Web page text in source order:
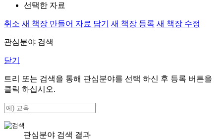
선택한 자료
취소 새 책장 만들어 자료 담기 새 책장 등록 새 책장 수정
관심분야 검색
닫기
트리 또는 검색을 통해 관심분야를 선택 하신 후 등록 버튼을
클릭 하십시오.
관심분야 검색 결과